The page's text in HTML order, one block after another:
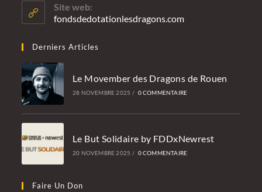
Site web:
fondsdedotationlesdragons.com
Derniers Articles
Le Movember des Dragons de Rouen
28 NOVEMBRE 2025 / 0 COMMENTAIRE
Le But Solidaire by FDDxNewrest
20 NOVEMBRE 2025 / 0 COMMENTAIRE
Faire Un Don